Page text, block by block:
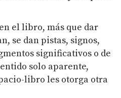
el libro, más que dar
se dan pistas, signos,
significativos o de
solo aparente,
libro les otorga otra